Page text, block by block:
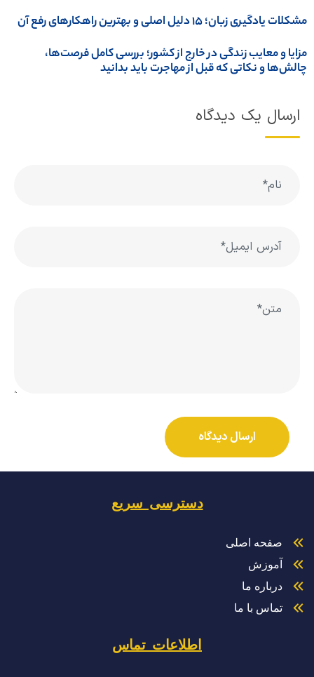
یادگیری زبان؛ ۱۵ دلیل اصلی و بهترین راهکارهای رفع آن
و معایب زندگی در خارج از کشور؛ بررسی کامل فرصت‌ها،
و نکاتی که قبل از مهاجرت باید بدانید
ارسال یک دیدگاه
دسترسی سریع
صفحه اصلی
آموزش
درباره ما
تماس با ما
اطلاعات تماس